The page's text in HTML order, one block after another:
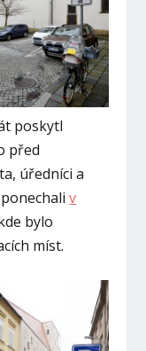
poskytl
před
úředníci a
ponechaliv
bylo
míst.